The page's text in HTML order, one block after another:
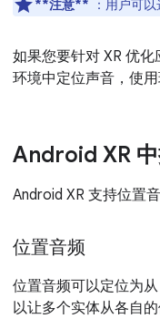
**注意** ：用户可
如果您要针对 XR 优
环境中定位声音，使
Android XR
Android XR 支持位置
位置音频
位置音频可以定位为
以让多个实体从各自